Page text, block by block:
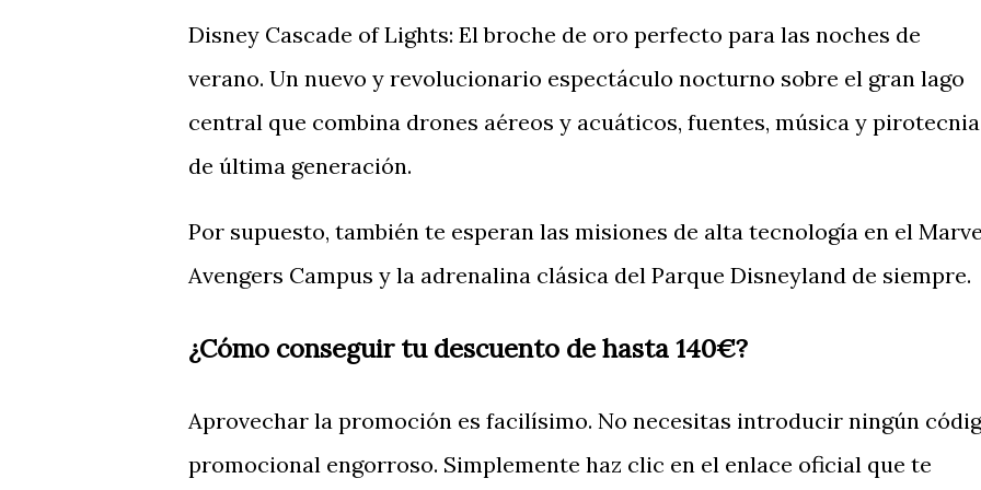
Disney Cascade of Lights: El broche de oro perfecto para las noches de
verano. Un nuevo y revolucionario espectáculo nocturno sobre el gran lago
central que combina drones aéreos y acuáticos, fuentes, música y pirotecnia
de última generación.
Por supuesto, también te esperan las misiones de alta tecnología en el
Avengers Campus y la adrenalina clásica del Parque Disneyland de siempre.
¿Cómo conseguir tu descuento de hasta 140€?
Aprovechar la promoción es facilísimo. No necesitas introducir ningún
promocional engorroso. Simplemente haz clic en el enlace oficial que te